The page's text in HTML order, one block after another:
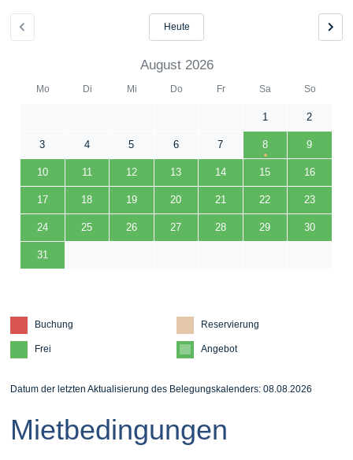
August 2026
Mo Di Mi Do Fr Sa So
1 2
3 4 5 6 7 8 9
10 11 12 13 14 15 16
17 18 19 20 21 22 23
24 25 26 27 28 29 30
31
Heute
Buchung Reservierung
Frei Angebot
Datum der letzten Aktualisierung des Belegungskalenders: 08.08.2026
Mietbedingungen